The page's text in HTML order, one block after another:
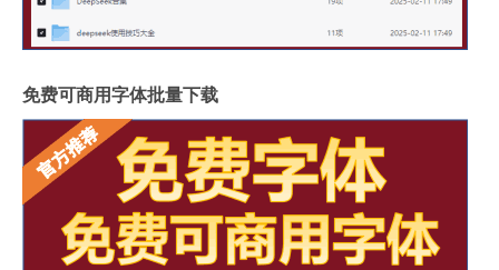
免费可商用字体批量下载